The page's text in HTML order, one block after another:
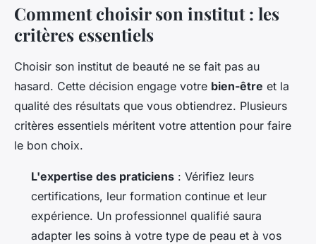
Comment choisir son institut : les
critères essentiels
Choisir son institut de beauté ne se fait pas au
hasard. Cette décision engage votre bien-être et la
qualité des résultats que vous obtiendrez. Plusieurs
critères essentiels méritent votre attention pour faire
le bon choix.
L'expertise des praticiens : Vérifiez leurs
certifications, leur formation continue et leur
expérience. Un professionnel qualifié saura
adapter les soins à votre type de peau et à vos